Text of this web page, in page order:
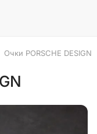
Очки PORSCHE DESIGN